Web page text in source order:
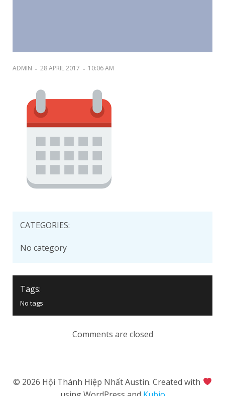
ADMIN - 28 APRIL 2017 - 10:06 AM
CATEGORIES:
No category
Tags:
No tags
Comments are closed
© 2026 Hội Thánh Hiệp Nhất Austin. Created with